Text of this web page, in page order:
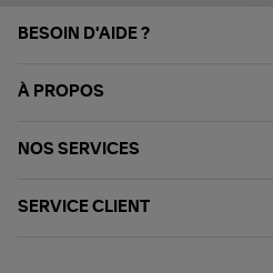
BESOIN D'AIDE ?
À PROPOS
NOS SERVICES
SERVICE CLIENT